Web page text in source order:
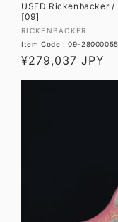
USED Rickenbacker
[09]
販
売
元:
RICKENBACKER
Item Code : 09-
通
¥279,037 JPY